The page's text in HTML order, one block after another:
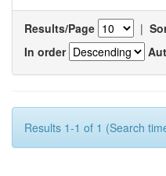
Results/Page |
In order
Results 1-1 of 1 (Search